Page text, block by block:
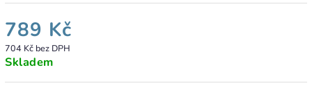
789 Kč
704 Kč bez DPH
Skladem